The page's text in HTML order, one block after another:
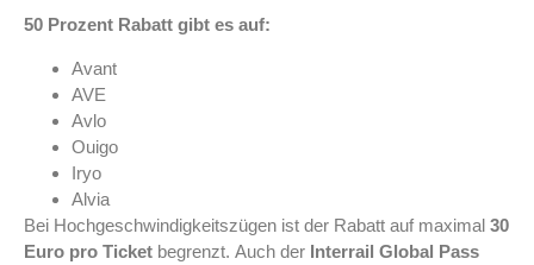
50 Prozent Rabatt gibt es auf:
Avant
AVE
Avlo
Ouigo
Iryo
Alvia
Bei Hochgeschwindigkeitszügen ist der Rabatt auf maximal 30
Euro pro Ticket begrenzt. Auch der Interrail Global Pass